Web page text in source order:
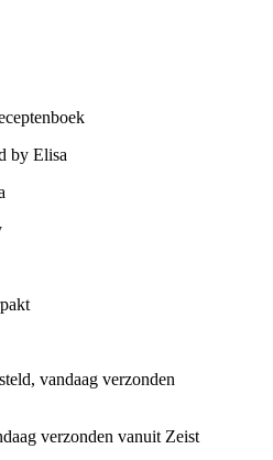
verzonden vanuit Zeist